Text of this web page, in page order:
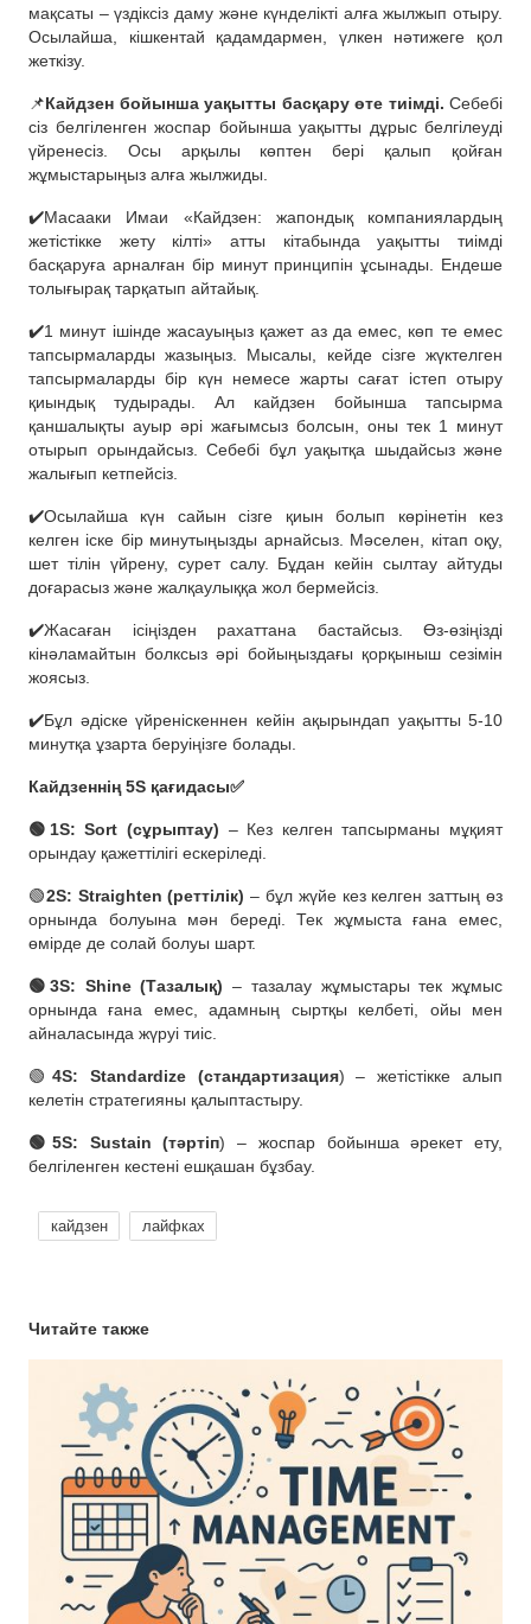
мақсаты – үздіксіз даму және күнделікті алға жылжып отыру.
Осылайша, кішкентай қадамдармен, үлкен нәтижеге қол
жеткізу.
📌Кайдзен бойынша уақытты басқару өте тиімді. Себебі
сіз белгіленген жоспар бойынша уақытты дұрыс белгілеуді
үйренесіз. Осы арқылы көптен бері қалып қойған
жұмыстарыңыз алға жылжиды.
✔️Масааки Имаи «Кайдзен: жапондық компаниялардың
жетістікке жету кілті» атты кітабында уақытты тиімді
басқаруға арналған бір минут принципін ұсынады. Ендеше
толығырақ тарқатып айтайық.
✔️1 минут ішінде жасауыңыз қажет аз да емес, көп те емес
тапсырмаларды жазыңыз. Мысалы, кейде сізге жүктелген
тапсырмаларды бір күн немесе жарты сағат істеп отыру
қиындық тудырады. Ал кайдзен бойынша тапсырма
қаншалықты ауыр әрі жағымсыз болсын, оны тек 1 минут
отырып орындайсыз. Себебі бұл уақытқа шыдайсыз және
жалығып кетпейсіз.
✔️Осылайша күн сайын сізге қиын болып көрінетін кез
келген іске бір минутыңызды арнайсыз. Мәселен, кітап оқу,
шет тілін үйрену, сурет салу. Бұдан кейін сылтау айтуды
доғарасыз және жалқаулыққа жол бермейсіз.
✔️Жасаған ісіңізден рахаттана бастайсыз. Өз-өзіңізді
кінәламайтын болксыз әрі бойыңыздағы қорқыныш сезімін
жоясыз.
✔️Бұл әдіске үйреніскеннен кейін ақырындап уақытты 5-10
минутқа ұзарта беруіңізге болады.
Кайдзеннің 5S қағидасы✅
🟢1S: Sort (cұрыптау) – Кез келген тапсырманы мұқият
орындау қажеттілігі ескеріледі.
🟢2S: Straighten (реттілік) – бұл жүйе кез келген заттың өз
орнында болуына мән береді. Тек жұмыста ғана емес,
өмірде де солай болуы шарт.
🟢3S: Shine (Тазалық) – тазалау жұмыстары тек жұмыс
орнында ғана емес, адамның сыртқы келбеті, ойы мен
айналасында жүруі тиіс.
🟢 4S: Standardize (стандартизация) – жетістікке алып
келетін стратегияны қалыптастыру.
🟢5S: Sustain (тәртіп) – жоспар бойынша әрекет ету,
белгіленген кестені ешқашан бұзбау.
кайдзен лайфках
Читайте также